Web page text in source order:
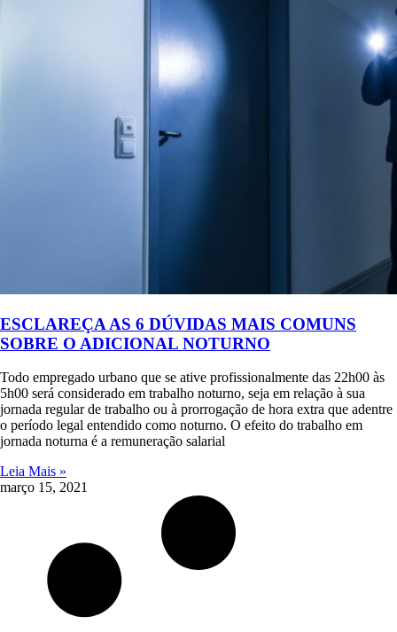
ESCLAREÇA AS 6 DÚVIDAS MAIS COMUNS
SOBRE O ADICIONAL NOTURNO
Todo empregado urbano que se ative profissionalmente das 22h00 às
5h00 será considerado em trabalho noturno, seja em relação à sua
jornada regular de trabalho ou à prorrogação de hora extra que adentre
o período legal entendido como noturno. O efeito do trabalho em
jornada noturna é a remuneração salarial
Leia Mais »
março 15, 2021